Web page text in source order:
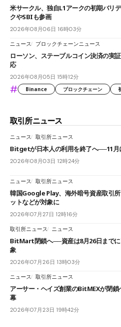
米サークル、独自L1アークの初期バ
クやSBIも参画
2026年08月06日 16時03分
ニュース ブロックチェーンニュース
ローソン、ステーブルコイン決済の実
応
2026年08月05日 15時12分
# Binance ブロックチェーン
取引所ニュース
ニュース 取引所ニュース
Bitgetが日本人の利用を終了へ──11月
2026年08月03日 12時24分
ニュース 取引所ニュース
韓国Google Play、海外暗号資産取引
ットなどが対象に
2026年07月27日 12時16分
取引所ニュース ニュース
BitMart閉鎖へ──資産は8月26日まで
象
2026年07月26日 13時03分
ニュース 取引所ニュース
アーサー・ヘイズ創業のBitMEXが閉
幕
2026年07月23日 19時42分